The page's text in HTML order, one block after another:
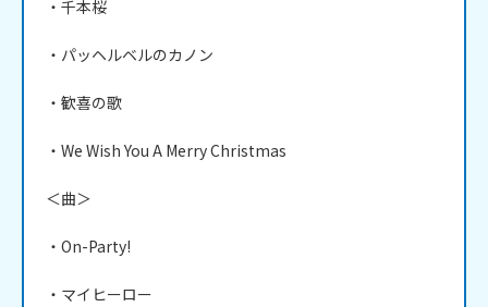
・千本桜
・パッヘルベルのカノン
・歓喜の歌
・We Wish You A Merry Christmas
＜曲＞
・On-Party!
・マイヒーロー